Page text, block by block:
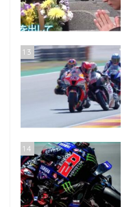
13
14